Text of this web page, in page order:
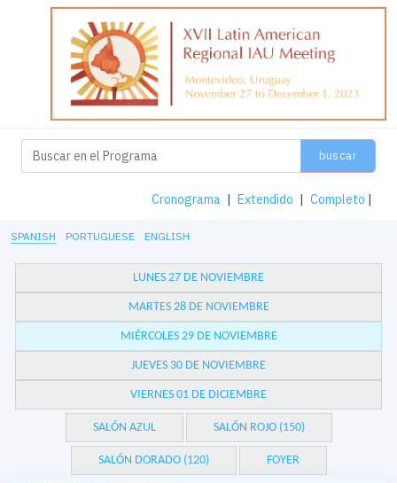
buscar
Cronograma | Extendido | Completo |
SPANISH PORTUGUESE ENGLISH
LUNES 27 DE NOVIEMBRE
MARTES 28 DE NOVIEMBRE
MIÉRCOLES 29 DE NOVIEMBRE
JUEVES 30 DE NOVIEMBRE
VIERNES 01 DE DICIEMBRE
SALÓN AZUL SALÓN ROJO (150)
SALÓN DORADO (120) FOYER